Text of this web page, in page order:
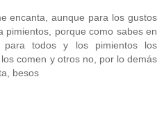
encanta, aunque para los gustos
pimientos, porque como sabes en
para todos y los pimientos los
comen y otros no, por lo demás
besos